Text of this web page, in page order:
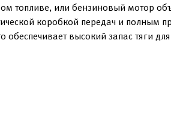
топливе, или бензиновый мотор
коробкой передач и полным
высокий запас тяги